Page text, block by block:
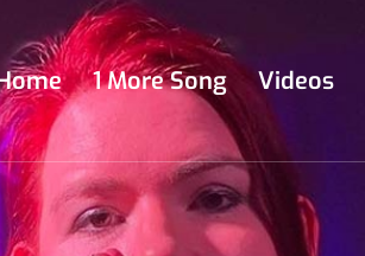
1 More Song Videos